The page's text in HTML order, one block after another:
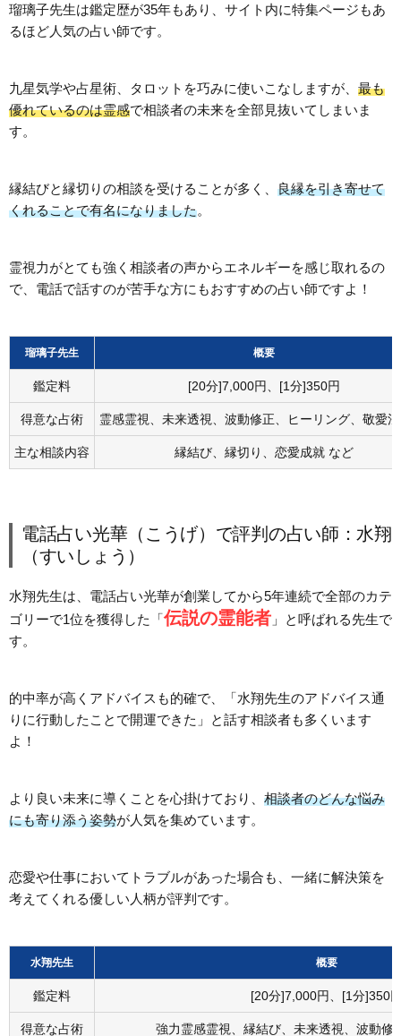
瑠璃子先生は鑑定歴が35年もあり、サイト内に特集ページもあ
るほど人気の占い師です。
九星気学や占星術、タロットを巧みに使いこなしますが、 最も
優れているのは霊感で相談者の未来を全部見抜いてしまいま
す。
縁結びと縁切りの相談を受けることが多く、 良縁を引き寄せて
くれることで有名になりました。
霊視力がとても強く相談者の声からエネルギーを感じ取れるの
で、電話で話すのが苦手な方にもおすすめの占い師ですよ！
瑠璃子先生 概要
鑑定料 [20分]7,000円、[1分]350円
得意な占術 霊感霊視、未来透視、波動修正、ヒーリング、敬愛
主な相談内容 縁結び、縁切り、恋愛成就 など
電話占い光華（こうげ）で評判の占い師：水翔
（すいしょう）
水翔先生は、電話占い光華が創業してから5年連続で全部のカテ
ゴリーで1位を獲得した「伝説の霊能者 」と呼ばれる先生で
す。
的中率が高くアドバイスも的確で、「水翔先生のアドバイス通
りに行動したことで開運できた」と話す相談者も多くいます
よ！
より良い未来に導くことを心掛けており、 相談者のどんな悩み
にも寄り添う姿勢が人気を集めています。
恋愛や仕事においてトラブルがあった場合も、一緒に解決策を
考えてくれる優しい人柄が評判です。
水翔先生 概要
鑑定料 [20分]7,000円、[1分]350
得意な占術 強力霊感霊視、縁結び、未来透視、波動修